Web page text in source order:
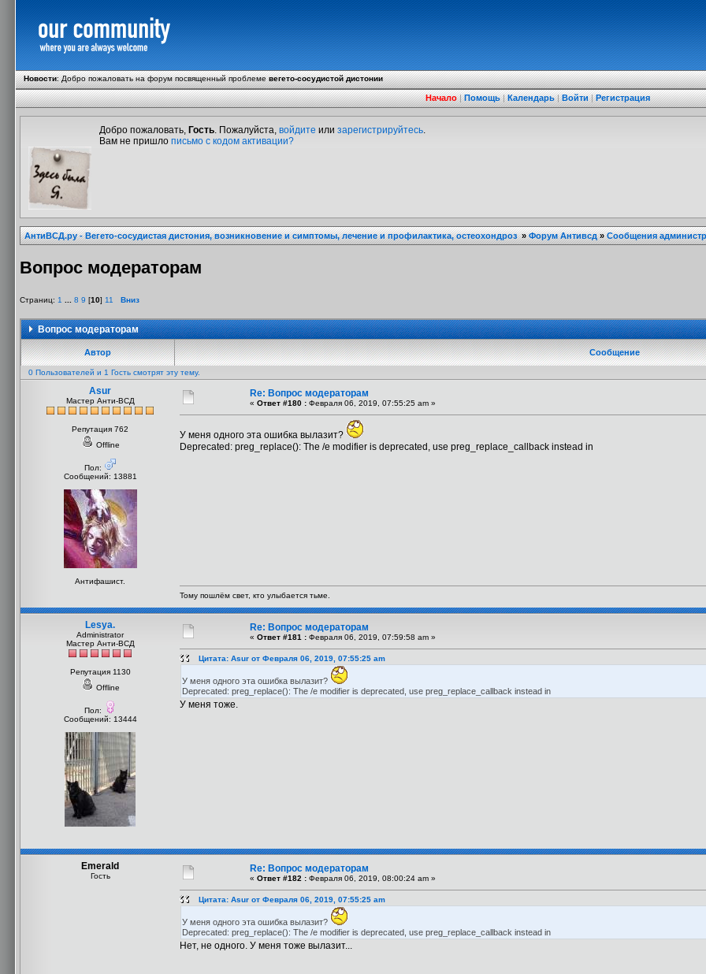
Новости:Добро пожаловать на форум посвященный проблемевегето-сосудистой дистонии
Начало|Помощь|Календарь|Войти|Регистрация
Добро пожаловать, Гость. Пожалуйста, войдите или зарегистрируйтесь.
Вам не пришло письмо с кодом активации?
АнтиВСД.ру - Вегето-сосудистая дистония, возникновение и симптомы, лечение и профилактика, остеохондроз»Форум Антивсд»Сообщения
Вопрос модераторам
Страниц: 1 8 9 [10] 11 Вниз
Вопрос модераторам
Автор Сообщение
0 Пользователей и 1 Гость смотрят эту тему.
Asur
Мастер Анти-ВСД
Репутация 762
Offline
Пол:
Сообщений: 13881
Антифашист.
Re: Вопрос модераторам
« Ответ #180 : Февраля 06, 2019, 07:55:25 am »
У меня одного эта ошибка вылазит?
Deprecated: preg_replace(): The /e modifier is deprecated, use preg_replace_callback instead in
Тому пошлём свет, кто улыбается тьме.
Lesya.
Administrator
Мастер Анти-ВСД
Репутация 1130
Offline
Пол:
Сообщений: 13444
Re: Вопрос модераторам
« Ответ #181 : Февраля 06, 2019, 07:59:58 am »
Цитата: Asur от Февраля 06, 2019, 07:55:25 am
У меня одного эта ошибка вылазит?
Deprecated: preg_replace(): The /e modifier is deprecated, use preg_replace_callback instead in
У меня тоже.
Emerald
Гость
Re: Вопрос модераторам
« Ответ #182 : Февраля 06, 2019, 08:00:24 am »
Цитата: Asur от Февраля 06, 2019, 07:55:25 am
У меня одного эта ошибка вылазит?
Deprecated: preg_replace(): The /e modifier is deprecated, use preg_replace_callback instead in
Нет, не одного. У меня тоже вылазит...